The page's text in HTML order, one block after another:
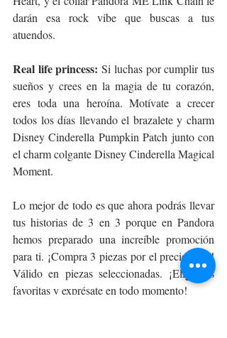
darán esa rock vibe que buscas a tus
atuendos.
Real life princess: Si luchas por cumplir tus
sueños y crees en la magia de tu corazón,
eres toda una heroína. Motívate a crecer
todos los días llevando el brazalete y charm
Disney Cinderella Pumpkin Patch junto con
el charm colgante Disney Cinderella Magical
Moment.
Lo mejor de todo es que ahora podrás llevar
tus historias de 3 en 3 porque en Pandora
hemos preparado una increíble promoción
para ti. ¡Compra 3 piezas por el precio de 2!
Válido en piezas seleccionadas. ¡Elige tus
favoritas y exprésate en todo momento!